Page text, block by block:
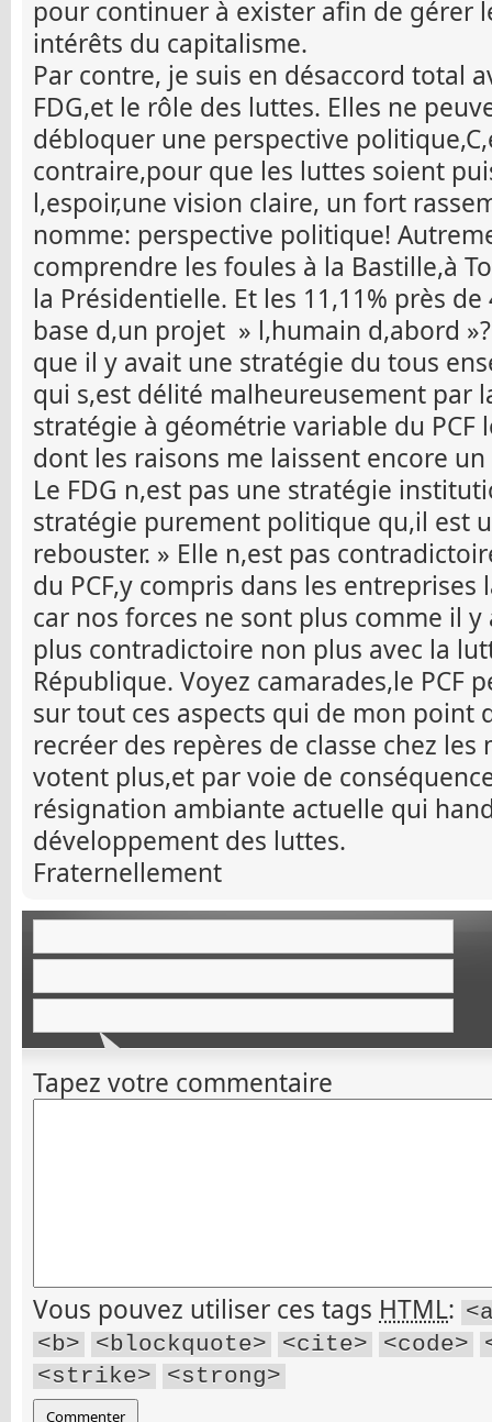
pour continuer à exister afin de gérer
intérêts du capitalisme.
Par contre, je suis en désaccord total
FDG,et le rôle des luttes. Elles ne
débloquer une perspective
contraire,pour que les luttes soient
l,espoir,une vision claire, un fort
nomme: perspective politique!
comprendre les foules à la Bastille,à
la Présidentielle. Et les 11,11% près
base d,un projet » l,humain d,abord
que il y avait une stratégie du tous
qui s,est délité malheureusement par
stratégie à géométrie variable du PCF
dont les raisons me laissent encore
Le FDG n,est pas une stratégie
stratégie purement politique qu,il est
rebouster. » Elle n,est pas
du PCF,y compris dans les
car nos forces ne sont plus comme il y
plus contradictoire non plus avec la
République. Voyez camarades,le PCF
sur tout ces aspects qui de mon point
recréer des repères de classe chez
votent plus,et par voie de
résignation ambiante actuelle qui
développement des luttes.
Fraternellement
Tapez votre commentaire
Vous pouvez utiliser ces tags HTML:
<b>
<blockquote> <cite> <code>
<strike>
<strong>